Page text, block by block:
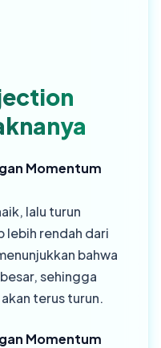
Momentum
lalu turun
lebih rendah dari
bahwa
sehingga
terus turun.
Momentum